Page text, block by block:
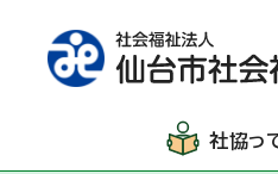
社協っ